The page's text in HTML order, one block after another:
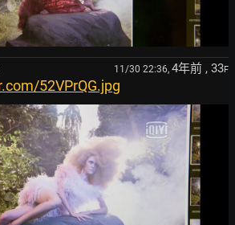
11/30 22:36, 4年前 , 33F
52VPrQG.jpg